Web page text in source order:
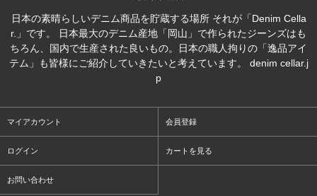
日本の素晴らしいデニム商品を貯蔵する場所 それが「Denim Cella
r.」です。 日本最大のデニム産地「岡山」で作られたジーンズはも
ちろん、国内で生産された良いもの。日本の職人拘りの「逸品アイ
テム」も皆様にご紹介していきたいと考えています。 denim cellar.j
p
マイアカウント 会員登録
ログイン カートを見る
お問い合わせ